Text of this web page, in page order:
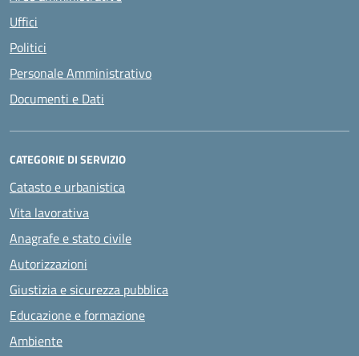
Uffici
Politici
Personale Amministrativo
Documenti e Dati
CATEGORIE DI SERVIZIO
Catasto e urbanistica
Vita lavorativa
Anagrafe e stato civile
Autorizzazioni
Giustizia e sicurezza pubblica
Educazione e formazione
Ambiente